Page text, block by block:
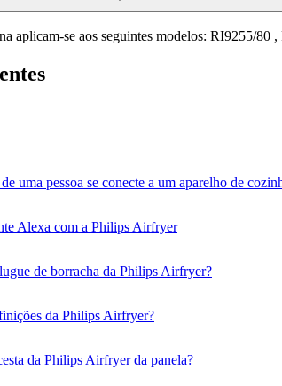
aplicam-se aos seguintes modelos: RI9255/80 ,
uma pessoa se conecte a um aparelho de
Alexa com a Philips Airfryer
de borracha da Philips Airfryer?
da Philips Airfryer?
da Philips Airfryer da panela?